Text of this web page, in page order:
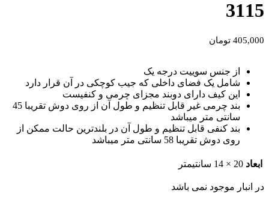
3115
405,000 تومان
از جنس سوییت درجه یک
شامل یک فضای داخلی که جیب کوچکی در آن قرار دارد
این کیف دارای دوبند مجزای چرمی و کنفیست
بند چرمی غیر قابل تنظیم و طول آن از روی دوش تقریبا 45
سانتی متر میباشد
بند کنفی قابل تنظیم و طول آن در بلندترین حالت ممکن از
روی دوش تقریبا 58 سانتی متر میباشد
ابعاد 20 × 14 سانتیمتر
در انبار موجود نمی باشد